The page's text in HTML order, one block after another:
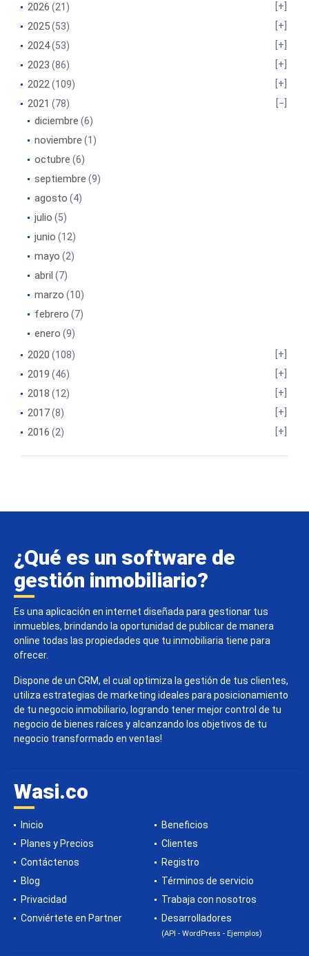
2026 (21)
2025(53)
2024(53)
2023 (86)
2022(109)
2021 (78)
diciembre (6)
noviembre (1)
octubre (6)
septiembre (9)
agosto (4)
julio (5)
junio (12)
mayo (2)
abril (7)
marzo (10)
febrero (7)
enero (9)
2020 (108)
2019 (46)
2018 (12)
2017(8)
2016 (2)
¿Qué es un software de
gestión inmobiliario?
Es una aplicación en internet diseñada para gestionar tus
inmuebles, brindando la oportunidad de publicar de manera
online todas las propiedades que tu inmobiliaria tiene para
ofrecer.
Dispone de un CRM, el cual optimiza la gestión de tus clientes,
utiliza estrategias de marketing ideales para posicionamiento
de tu negocio inmobiliario, logrando tener mejor control de tu
negocio de bienes raíces y alcanzando los objetivos de tu
negocio transformado en ventas!
Wasi.co
Inicio
Beneficios
Planes y Precios
Clientes
Contáctenos
Registro
Blog
Términos de servicio
Privacidad
Trabaja con nosotros
Conviértete en Partner
Desarrolladores
(API - WordPress - Ejemplos)